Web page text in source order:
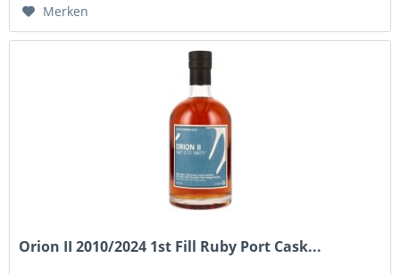
Merken
Orion II 2010/2024 1st Fill Ruby Port Cask...